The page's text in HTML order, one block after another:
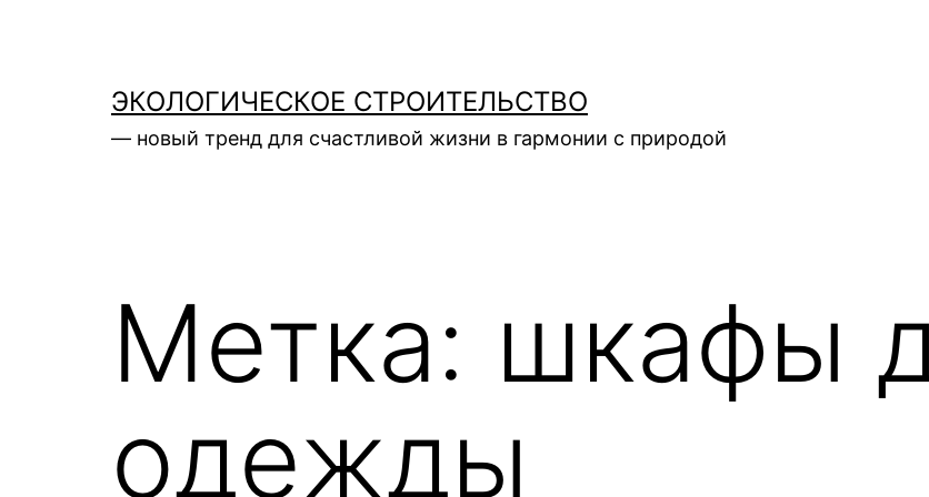
содержимомуЭКОЛОГИЧЕСКОЕ СТРОИТЕЛЬСТВО
— новый тренд для счастливой жизни в гармонии с природой
Метка: шкафы
одежды